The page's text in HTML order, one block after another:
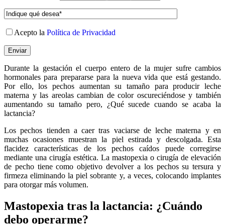
Acepto la Política de Privacidad
Durante la gestación el cuerpo entero de la mujer sufre cambios
hormonales para prepararse para la nueva vida que está gestando.
Por ello, los pechos aumentan su tamaño para producir leche
materna y las areolas cambian de color oscureciéndose y también
aumentando su tamaño pero, ¿Qué sucede cuando se acaba la
lactancia?
Los pechos tienden a caer tras vaciarse de leche materna y en
muchas ocasiones muestran la piel estirada y descolgada. Esta
flacidez características de los pechos caídos puede corregirse
mediante una cirugía estética. La mastopexia o cirugía de elevación
de pecho tiene como objetivo devolver a los pechos su tersura y
firmeza eliminando la piel sobrante y, a veces, colocando implantes
para otorgar más volumen.
Mastopexia tras la lactancia: ¿Cuándo
debo operarme?